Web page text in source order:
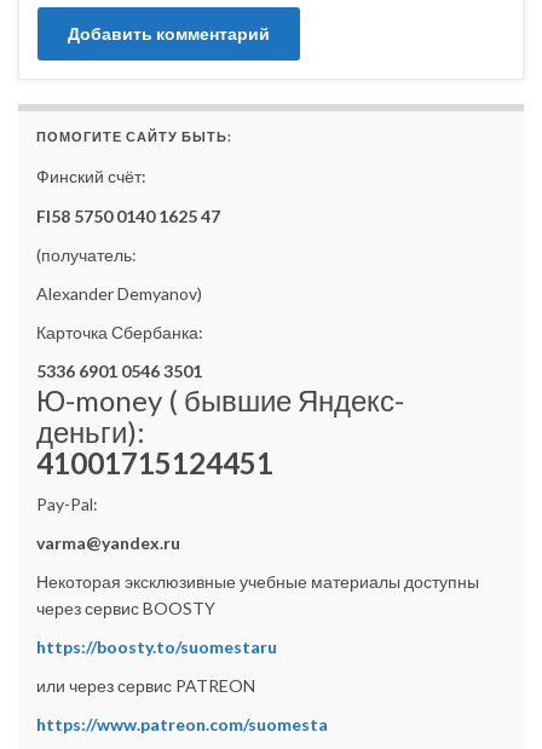
ПОМОГИТЕ САЙТУ БЫТЬ:
Финский счёт:
FI58 5750 0140 1625 47
(получатель:
Alexander Demyanov)
Карточка Сбербанка:
5336 6901 0546 3501
Ю-money ( бывшие Яндекс-
деньги):
41001715124451
Pay-Pal:
varma@yandex.ru
Некоторая эксклюзивные учебные материалы доступны
через сервис BOOSTY
https://boosty.to/suomestaru
или через сервис PATREON
https://www.patreon.com/suomesta